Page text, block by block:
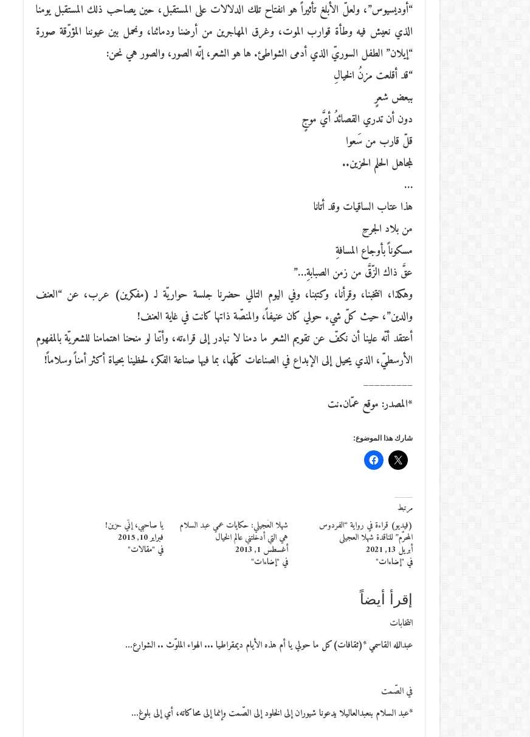
“أوديسيوس”، ولعلّ الأبلغ تأثيراً هو انفتاح تلك الدلالات على المستقبل، حين يصاحب ذلك المستقبل يومنا
الذي نعيش فيه وطأة قوارب الموت، وغرق المهاجرين من أرضنا ودمائنا، ونحمل بين عيوننا المؤرّقة صورة
“إيلان” الطفل السوريّ الذي أدمى الشواطئ. ها هو الشعر، إنّه الصور، والصور هي نحن:
“قد أقلعت مزنُ الخيالِ
ببعض شعرٍ
دون أن تدري القصائدُ أيَّ موجٍ
قلّ قارب من سَعوا
لمجاهل الحلم الحزين..
…
هذا عتاب الساقيات وقد أتانا
من بلاد الجرحِ
مسكوناً بأوجاع المسافةِ
عقَّ ذاك الزّقَّ من زمن الصبابةِ…”
وهكذا، انتخبنا، وقرأنا، وكتبنا، وفي اليوم التالي حضرنا جلسة حواريّة لـ (مفكرين) عرب، عن “العنف
والدين”، حيث كلّ شيء حولي كان عنيفاً، والمنصّة ذاتها كانت في غاية العنف!
أعتقد أنّه علينا أن نكفّ عن تقويم الشعر ما دمنا لا نبادر إلى قراءته، وأنّنا لو منحنا اهتمامنا للشعريّة بالمفهوم
الأرسطيّ، الذي يحيل إلى الإبداع في الصناعات كلّها، بما فيها صناعة الفكر، لحظينا بحياة أكثر أمناً وسلاماً!
_________
*المصدر: موقع عمّان.نت
شارك هذا الموضوع:
مرتبط
(فيديو) قراءة في رواية “الفردوس
المحرّم” للناقدة شهلا العجيلي
أبريل 13, 2021
في "إضاءات"
شهلا العُجيلي: حكايات عمي عبد السلام
هي التي أدخلتني عالم الخيال
أغسطس 1, 2013
في "إضاءات"
يا صاحبي، إنّي حزين!
فبراير 10, 2015
في "مقالات"
إقرأ أيضاً
انتخابات
عبدالله القاسمي *(ثقافات)كل ما حولي يا أم هذه الأيام ديمقراطيا ... الهواء الملوّث .. الشوارع…
في الصّمت
*عبد السلام بنعبدالعاليلا يدعونا شيوران إلى الخلود إلى الصّمت وإنما إلى محاكاته، أي إلى بلوغ…